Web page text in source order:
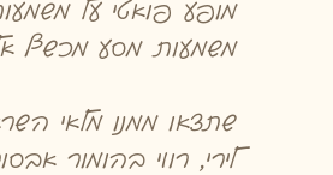
מופע פואטי על
משמעות מסע מכשף
שתצאו ממנו מלאי
לירי, רווי בהומור